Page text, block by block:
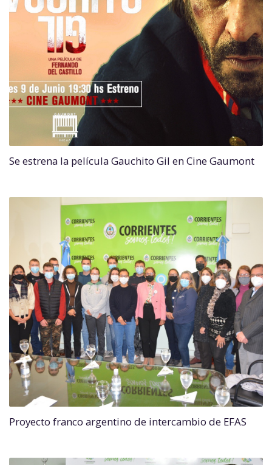
Se estrena la película Gauchito Gil en Cine Gaumont
Proyecto franco argentino de intercambio de EFAS